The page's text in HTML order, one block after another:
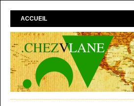
ACCUEIL